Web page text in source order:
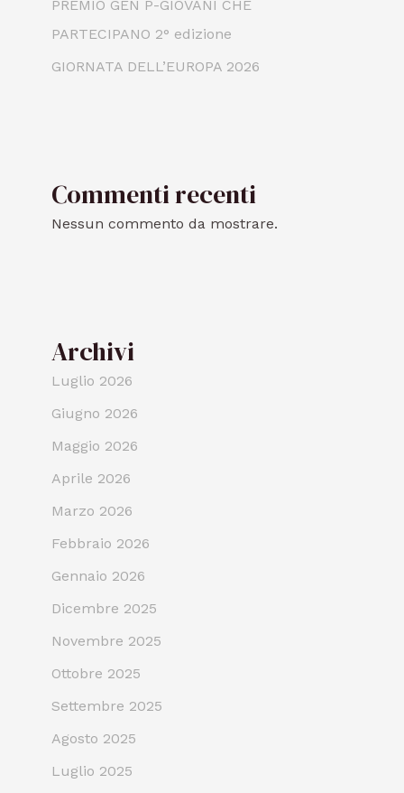
PREMIO GEN P-GIOVANI CHE
PARTECIPANO 2° edizione
GIORNATA DELL’EUROPA 2026
Commenti recenti
Nessun commento da mostrare.
Archivi
Luglio 2026
Giugno 2026
Maggio 2026
Aprile 2026
Marzo 2026
Febbraio 2026
Gennaio 2026
Dicembre 2025
Novembre 2025
Ottobre 2025
Settembre 2025
Agosto 2025
Luglio 2025